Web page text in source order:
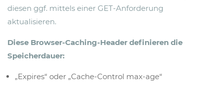
diesen ggf. mittels einer GET-Anforderung
aktualisieren.
Diese Browser-Caching-Header definieren die
Speicherdauer:
„Expires“ oder „Cache-Control max-age“